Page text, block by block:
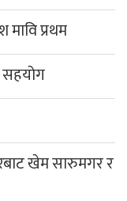
मावि प्रथम
सहयोग
खेम सारुमगर र